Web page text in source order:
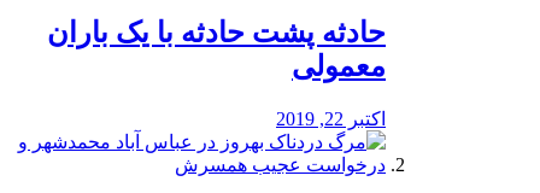
️حادثه پشت حادثه با یک باران
معمولی
اکتبر 22, 2019